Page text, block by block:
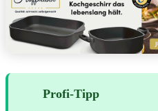
Profi-Tipp